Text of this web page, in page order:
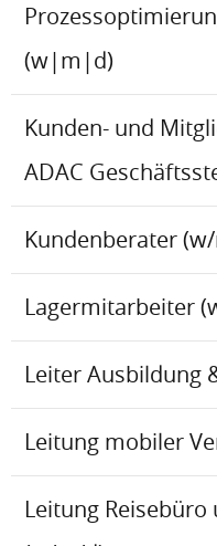
(w|m|d)
Kunden- und
ADAC
Kundenberater
Lagermitarbeiter
Leiter Ausbildung
Leitung mobiler
Leitung